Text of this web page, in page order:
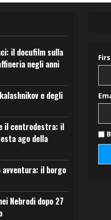
il docufilm sulla
negli anni
e degli
il centrodestra: il
ago della
avventura: il borgo
Nebrodi dopo 27